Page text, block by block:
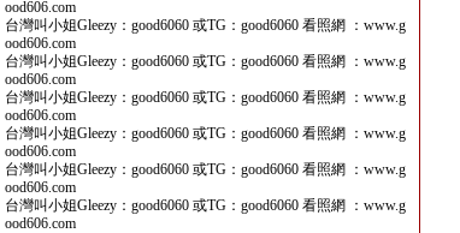
ood606.com
台灣叫小姐Gleezy：good6060 或TG：good6060 看照網 ：www.g
ood606.com
台灣叫小姐Gleezy：good6060 或TG：good6060 看照網 ：www.g
ood606.com
台灣叫小姐Gleezy：good6060 或TG：good6060 看照網 ：www.g
ood606.com
台灣叫小姐Gleezy：good6060 或TG：good6060 看照網 ：www.g
ood606.com
台灣叫小姐Gleezy：good6060 或TG：good6060 看照網 ：www.g
ood606.com
台灣叫小姐Gleezy：good6060 或TG：good6060 看照網 ：www.g
ood606.com